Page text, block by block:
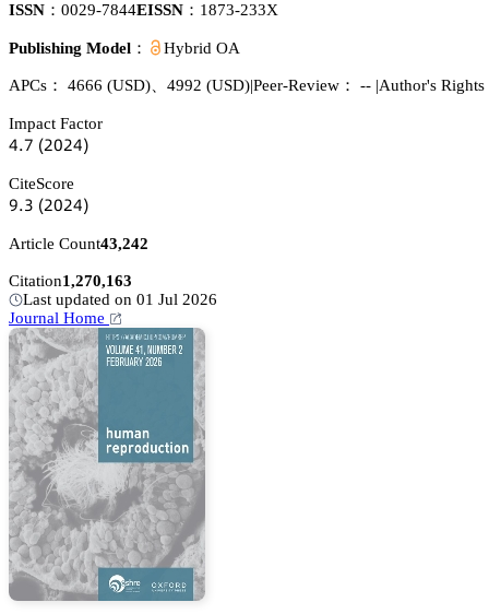
ISSN： 0029-7844EISSN： 1873-233X
Publishing Model： Hybrid OA
APCs： 4666 (USD)、 4992 (USD)|Peer-Review： -- |Author's Rights
Impact Factor
鋺.篫 (缗蔡缗鋺)
CiteScore
䟕.杚 (缗蔡缗鋺)
Article Count43,242
Citation1,270,163
Last updated on 01 Jul 2026
Journal Home